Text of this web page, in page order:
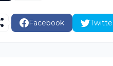
Facebook